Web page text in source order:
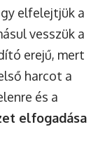
elfelejtjük a
vesszük a
erejű, mert
harcot a
és a
elfogadása